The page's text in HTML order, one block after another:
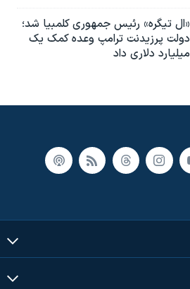
«ال تیگره» رئیس جمهوری کلمبیا شد؛
دولت پرزیدنت ترامپ وعده کمک یک
میلیارد دلاری داد